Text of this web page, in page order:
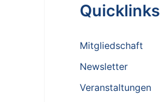
c
e
Quicklinks
Mitgliedschaft
Newsletter
Veranstaltungen